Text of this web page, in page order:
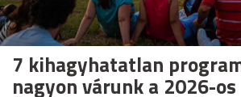
7 kihagyhatatlan
nagyon várunk a 2026-os